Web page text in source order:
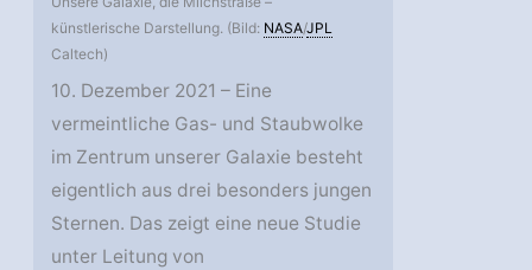
künstlerische Darstellung. (Bild: NASA/JPL
Caltech)
10. Dezember 2021 – Eine
vermeintliche Gas- und Staubwolke
im Zentrum unserer Galaxie besteht
eigentlich aus drei besonders jungen
Sternen. Das zeigt eine neue Studie
unter Leitung von